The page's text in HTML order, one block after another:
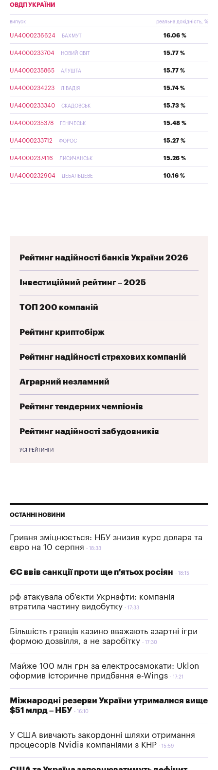
ОВДП УКРАЇНИ
випуск реальна дохідність, %
UA4000236624 БАХМУТ 16.06 %
UA4000233704 НОВИЙ СВІТ 15.77 %
UA4000235865 АЛУШТА 15.77 %
UA4000234223 ЛІВАДІЯ 15.74 %
UA4000233340 СКАДОВСЬК 15.73 %
UA4000235378 ГЕНІЧЕСЬК 15.48 %
UA4000233712 ФОРОС 15.27 %
UA4000237416 ЛИСИЧАНСЬК 15.26 %
UA4000232904 ДЕБАЛЬЦЕВЕ 10.16 %
Рейтинг надійності банків України 2026
Інвестиційний рейтинг – 2025
ТОП 200 компаній
Рейтинг криптобірж
Рейтинг надійності страхових компаній
Аграрний незламний
Рейтинг тендерних чемпіонів
Рейтинг надійності забудовників
УСІ РЕЙТИНГИ
ОСТАННІ НОВИНИ
Гривня зміцнюється: НБУ знизив курс долара та
євро на 10 серпня
18:33
ЄС ввів санкції проти ще п'ятьох росіян 18:15
рф атакувала об'єкти Укрнафти: компанія
втратила частину видобутку
17:33
Більшість гравців казино вважають азартні ігри
формою дозвілля, а не заробітку
17:30
Майже 100 млн грн за електросамокати: Uklon
оформив історичне придбання e-Wings
17:21
Міжнародні резерви України утрималися вище
$51 млрд – НБУ
16:10
У США вивчають закордонні шляхи отримання
процесорів Nvidia компаніями з КНР
15:59